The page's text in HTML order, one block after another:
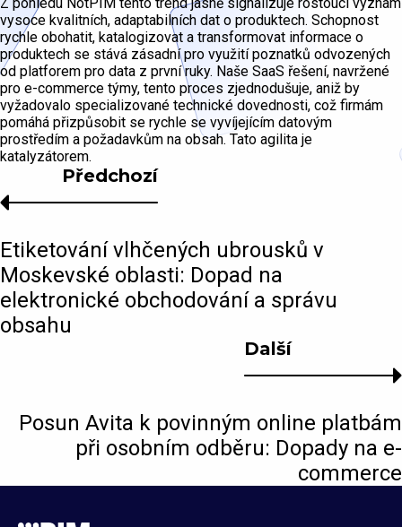
vysoce kvalitních, adaptabilních dat o produktech. Schopnost
rychle obohatit, katalogizovat a transformovat informace o
produktech se stává zásadní pro využití poznatků odvozených
od platforem pro data z první ruky. Naše SaaS řešení, navržené
pro e-commerce týmy, tento proces zjednodušuje, aniž by
vyžadovalo specializované technické dovednosti, což firmám
pomáhá přizpůsobit se rychle se vyvíjejícím datovým
prostředím a požadavkům na obsah. Tato agilita je
katalyzátorem.
Další
Posun Avita k povinným online platbám
při osobním odběru: Dopady na e-
commerce
Předchozí
Etiketování vlhčených ubrousků v
Moskevské oblasti: Dopad na
elektronické obchodování a správu
obsahu